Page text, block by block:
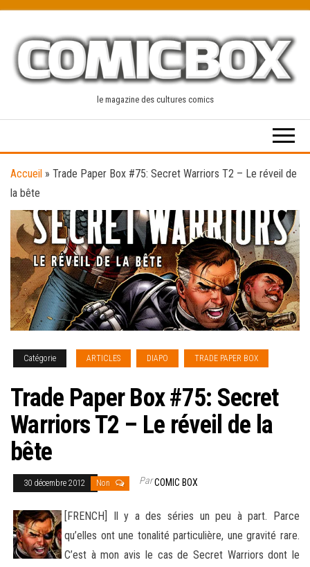
content
le magazine des cultures comics
Accueil » Trade Paper Box #75: Secret Warriors T2 – Le réveil de
la bête
Catégorie ARTICLES DIAPO TRADE PAPER BOX
Trade Paper Box #75: Secret
Warriors T2 – Le réveil de la
bête
30 décembre 2012 Non ParCOMIC BOX
[FRENCH] Il y a des séries un peu à part. Parce
qu’elles ont une tonalité particulière, une gravité rare.
C’est à mon avis le cas de Secret Warriors dont le